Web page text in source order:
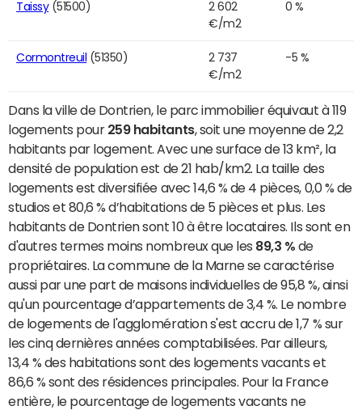
Taissy(51500)
2 602
€/m2
0 %
Cormontreuil (51350)
2 737
€/m2
-5 %
Dans la ville de Dontrien, le parc immobilier équivaut à 119
logements pour 259 habitants, soit une moyenne de 2,2
habitants par logement. Avec une surface de 13 km², la
densité de population est de 21 hab/km2. La taille des
logements est diversifiée avec 14,6 % de 4 pièces, 0,0 % de
studios et 80,6 % d’habitations de 5 pièces et plus. Les
habitants de Dontrien sont 10 à être locataires. Ils sont en
d'autres termes moins nombreux que les 89,3 % de
propriétaires. La commune de la Marne se caractérise
aussi par une part de maisons individuelles de 95,8 %, ainsi
qu'un pourcentage d’appartements de 3,4 %. Le nombre
de logements de l'agglomération s'est accru de 1,7 % sur
les cinq dernières années comptabilisées. Par ailleurs,
13,4 % des habitations sont des logements vacants et
86,6 % sont des résidences principales. Pour la France
entière, le pourcentage de logements vacants ne